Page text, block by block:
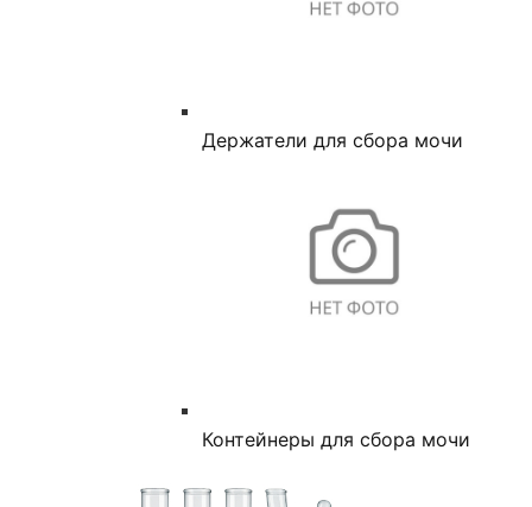
Держатели для сбора мочи
Контейнеры для сбора мочи